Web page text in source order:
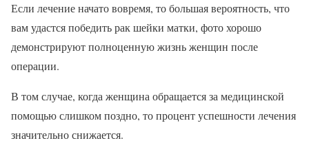
Если лечение начато вовремя, то большая вероятность, что
вам удастся победить рак шейки матки, фото хорошо
демонстрируют полноценную жизнь женщин после
операции.
В том случае, когда женщина обращается за медицинской
помощью слишком поздно, то процент успешности лечения
значительно снижается.